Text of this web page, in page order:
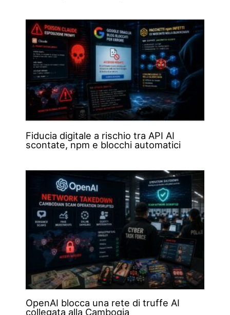
Fiducia digitale a rischio tra API AI
scontate, npm e blocchi automatici
OpenAI blocca una rete di truffe AI
collegata alla Cambogia